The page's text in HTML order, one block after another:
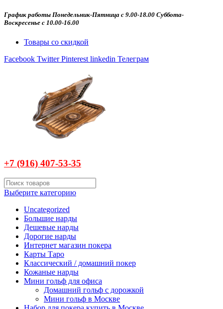
График работы Понедельник-Пятница с 9.00-18.00 Суббота-
Воскресенье с 10.00-16.00
Товары со скидкой
Facebook Twitter Pinterest linkedin Телеграм
+7 (916) 407-53-35
Выберите категорию
Uncategorized
Большие нарды
Дешевые нарды
Дорогие нарды
Интернет магазин покера
Карты Таро
Классический / домашний покер
Кожаные нарды
Мини гольф для офиса
Домашний гольф с дорожкой
Мини гольф в Москве